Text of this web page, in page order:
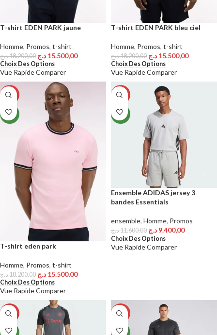
T-shirt EDEN PARK jaune
Homme, Promos, t-shirt
18.200,00د.ج 15.500,00 د.ج
Choix Des Options
Vue RapideComparer
T-shirt EDEN PARK bleu ciel
Homme, Promos, t-shirt
18.200,00د.ج 15.500,00 د.ج
Choix Des Options
Vue RapideComparer
-15%
NEW
T-shirt eden park
Homme, Promos, t-shirt
18.200,00د.ج 15.500,00 د.ج
Choix Des Options
Vue RapideComparer
-19%
NEW
Ensemble ADIDAS jersey 3
bandes Essentials
ensemble, Homme, Promos
11.600,00د.ج 9.400,00 د.ج
Choix Des Options
Vue RapideComparer
-31%
NEW
-13%
NEW